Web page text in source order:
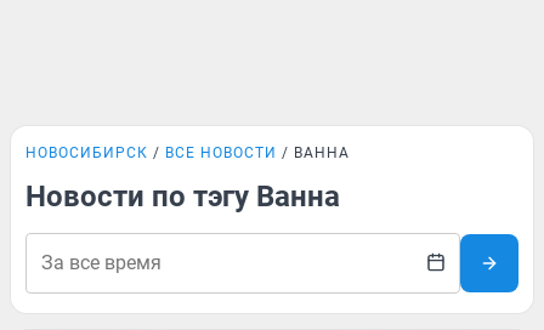
НОВОСИБИРСК ВСЕ НОВОСТИ ВАННА
Новости по тэгу Ванна